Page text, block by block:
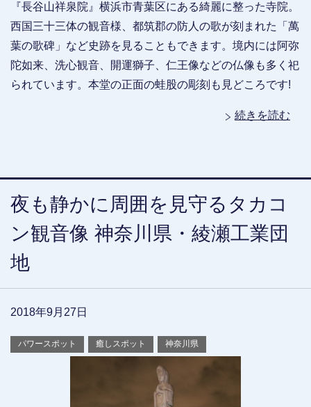
『長谷山祥泉院』横浜市青葉区にある綺麗に整った寺院。
西国三十三体の観音様、都筑郡の防人の歌が刻まれた「萬
葉の歌碑」など史跡を見ることもできます。境内には阿弥
陀如来、洗心観音、開運獅子、仁王像などの仏像も多く祀
られています。本堂の正面の蛙股の彫刻も見どころです!
続きを読む
夜も静かに周囲を見守るタカコ
ン観音像 神奈川県・綾瀬工業団
地
2018年9月27日
パワースポット 癒しスポット 神奈川県